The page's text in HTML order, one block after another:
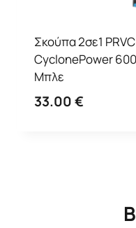
Σκούπα 2σε1
CyclonePower
Μπλε
33.00€